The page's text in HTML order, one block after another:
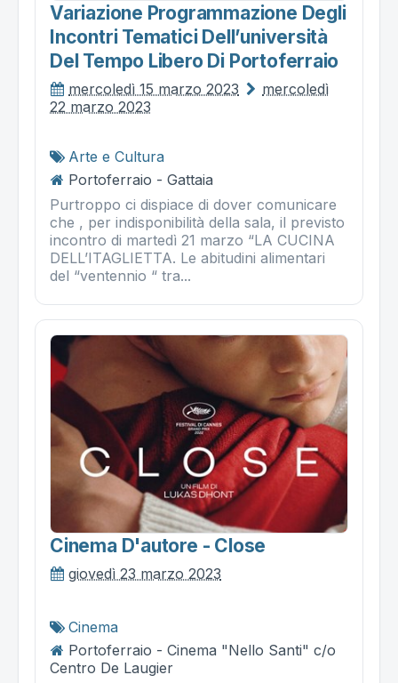
Variazione Programmazione Degli
Incontri Tematici Dell’università
Del Tempo Libero Di Portoferraio
mercoledì 15 marzo 2023
mercoledì
22 marzo 2023
Arte e Cultura
Portoferraio - Gattaia
Purtroppo ci dispiace di dover comunicare
che , per indisponibilità della sala, il previsto
incontro di martedì 21 marzo “LA CUCINA
DELL’ITAGLIETTA. Le abitudini alimentari
del “ventennio “ tra...
Cinema D'autore - Close
giovedì 23 marzo 2023
Cinema
Portoferraio - Cinema "Nello Santi" c/o
Centro De Laugier